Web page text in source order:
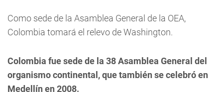
Como sede de la Asamblea General de la OEA,
Colombia tomará el relevo de Washington.
Colombia fue sede de la 38 Asamblea General del
organismo continental, que también se celebró en
Medellín en 2008.